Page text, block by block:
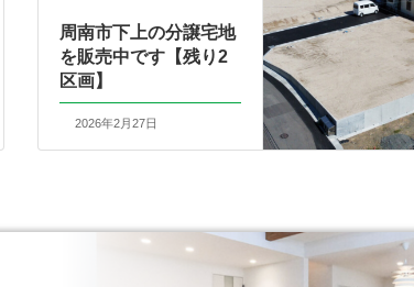
周南市下上の分譲宅地
を販売中です【残り2
区画】
2026年2月27日